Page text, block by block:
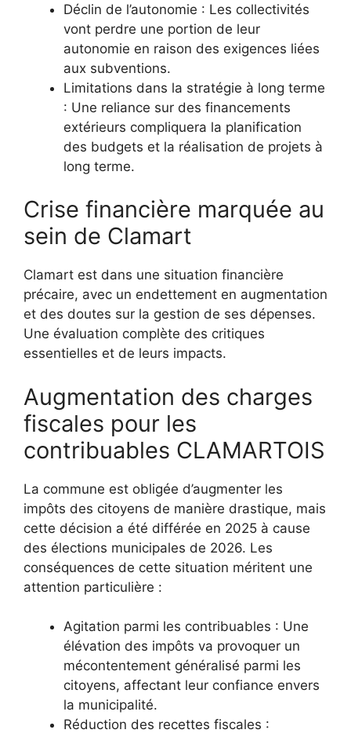
Déclin de l’autonomie : Les collectivités
vont perdre une portion de leur
autonomie en raison des exigences liées
aux subventions.
Limitations dans la stratégie à long terme
: Une reliance sur des financements
extérieurs compliquera la planification
des budgets et la réalisation de projets à
long terme.
Crise financière marquée au
sein de Clamart
Clamart est dans une situation financière
précaire, avec un endettement en augmentation
et des doutes sur la gestion de ses dépenses.
Une évaluation complète des critiques
essentielles et de leurs impacts.
Augmentation des charges
fiscales pour les
contribuables CLAMARTOIS
La commune est obligée d’augmenter les
impôts des citoyens de manière drastique, mais
cette décision a été différée en 2025 à cause
des élections municipales de 2026. Les
conséquences de cette situation méritent une
attention particulière :
Agitation parmi les contribuables : Une
élévation des impôts va provoquer un
mécontentement généralisé parmi les
citoyens, affectant leur confiance envers
la municipalité.
Réduction des recettes fiscales :